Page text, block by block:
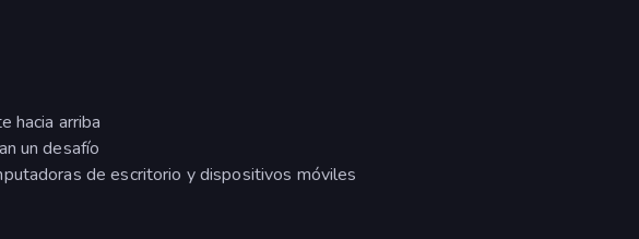
hacia arriba
un desafío
de escritorio y dispositivos móviles